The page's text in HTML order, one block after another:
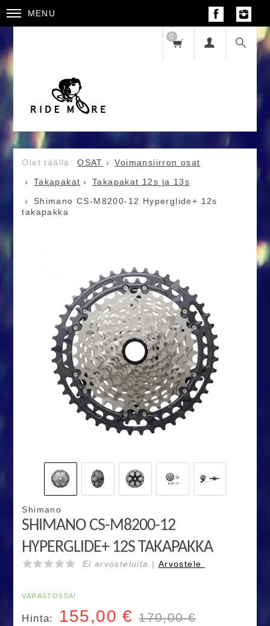
MENU
0
OSAT
Voimansiirron osat
Takapakat
Takapakat 12s ja 13s
Shimano CS-M8200-12 Hyperglide+ 12s
takapakka
Shimano
SHIMANO CS-M8200-12
HYPERGLIDE+ 12S TAKAPAKKA
Ei arvosteluita | Arvostele
VARASTOSSA!
Hinta: 155,00€ 170,00 €